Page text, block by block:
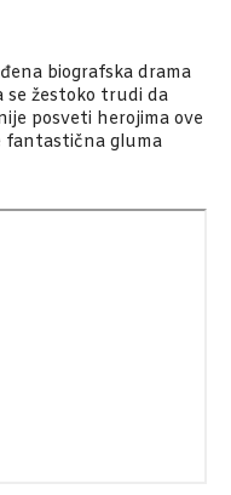
biografska drama
se žestoko trudi da
posveti herojima ove
fantastična gluma